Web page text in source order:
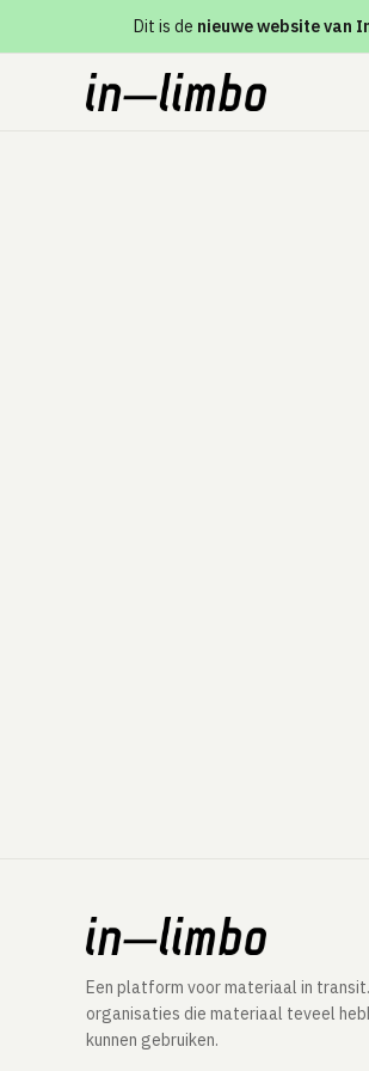
Dit is de nieuwe website van
Een platform voor materiaal in
organisaties die materiaal teveel
kunnen gebruiken.